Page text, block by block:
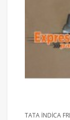
TATA İNDİCA